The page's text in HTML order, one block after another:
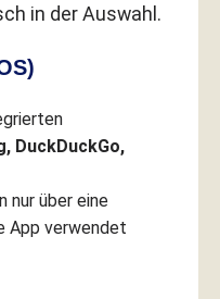
in der Auswahl.
DuckDuckGo,
nur über eine
App verwendet